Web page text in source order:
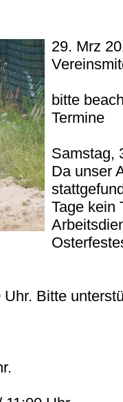
29. Mrz
bitte
Termine
Samstag,
Da unser
Tage kein
Bitte